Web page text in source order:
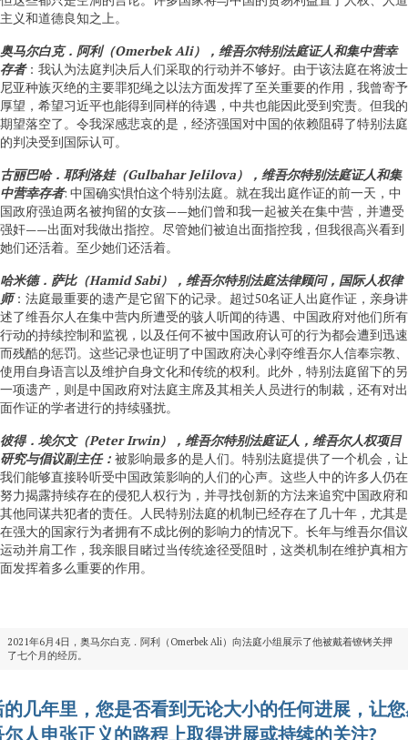
主义和道德良知之上。
奥马尔白克．阿利（Omerbek Ali），维吾尔特别法庭证人和集中营幸
存者：我认为法庭判决后人们采取的行动并不够好。由于该法庭在将波士
尼亚种族灭绝的主要罪犯绳之以法方面发挥了至关重要的作用，我曾寄予
厚望，希望习近平也能得到同样的待遇，中共也能因此受到究责。但我的
期望落空了。令我深感悲哀的是，经济强国对中国的依赖阻碍了特别法庭
的判决​​受到国际认可。
古丽巴哈．耶利洛娃（Gulbahar Jelilova），维吾尔特别法庭证人和集
中营幸存者: 中国确实惧怕这个特别法庭。就在我出庭作证的前一天，中
国政府强迫两名被拘留的女孩——她们曾和我一起被关在集中营，并遭受
强奸——出面对我做出指控。尽管她们被迫出面指控我，但我很高兴看到
她们还活着。至少她们还活着。
哈米德．萨比（Hamid Sabi），维吾尔特别法庭法律顾问，国际人权律
师：法庭最重要的遗产是它留下的记录。超过50名证人出庭作证，亲身讲
述了维吾尔人在集中营内所遭受的骇人听闻的待遇、中国政府对他们所有
行动的持续控制和监视，以及任何不被中国政府认可的行为都会遭到迅速
而残酷的惩罚。这些记录也证明了中国政府决心剥夺维吾尔人信奉宗教、
使用自身语言以及维护自身文化和传统的权利。此外，特别法庭留下的另
一项遗产，则是中国政府对法庭主席及其相关人员进行的制裁，还有对出
面作证的学者进行的持续骚扰。
彼得．埃尔文（Peter Irwin），维吾尔特别法庭证人，维吾尔人权项目
研究与倡议副主任： 被影响最多的是人们。特别法庭提供了一个机会，让
我们能够直接聆听受中国政策影响的人们的心声。这些人中的许多人仍在
努力揭露持续存在的侵犯人权行为，并寻找创新的方法来追究中国政府和
其他同谋共犯者的责任。人民特别法庭的机制已经存在了几十年，尤其是
在强大的国家行为者拥有不成比例的影响力的情况下。长年与维吾尔倡议
运动并肩工作，我亲眼目睹过当传统途径受阻时，这类机制在维护真相方
面发挥着多么重要的作用。
2021年6月4日，奥马尔白克．阿利（Omerbek Ali）向法庭小组展示了他被戴着镣铐关押
了七个月的经历。
几年里，您是否看到无论大小的任何进展，让
人申张正义的路程上取得进展或持续的关注?